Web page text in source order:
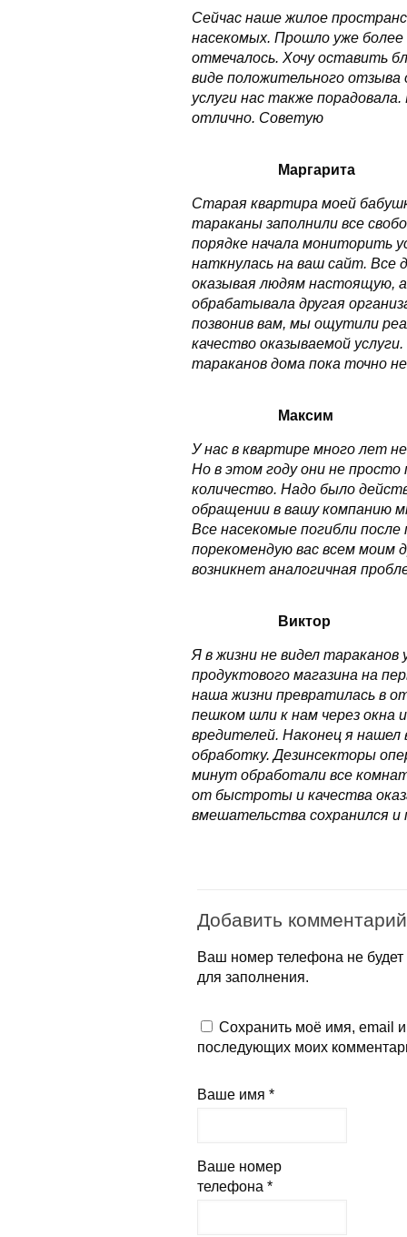
Сейчас наше жилое
насекомых. Прошло уже более
отмечалось. Хочу оставить
виде положительного
услуги нас также
отлично. Советую
Маргарита
Старая квартира моей
тараканы заполнили все
порядке начала мониторить
наткнулась на ваш сайт. Все
оказывая людям настоящую,
обрабатывала другая
позвонив вам, мы ощутили
качество оказываемой
тараканов дома пока точно
Максим
У нас в квартире много лет
Но в этом году они не просто
количество. Надо было
обращении в вашу компанию
Все насекомые погибли
порекомендую вас всем моим
возникнет аналогичная
Виктор
Я в жизни не видел
продуктового магазина на
наша жизни превратилась в
пешком шли к нам через окна
вредителей. Наконец я нашел
обработку. Дезинсекторы
минут обработали все
от быстроты и качества
вмешательства сохранился и
Добавить комментарий
Ваш номер телефона не
для заполнения.
Ваше имя *
Сохранить моё имя, email
последующих моих
Ваше номер
телефона *